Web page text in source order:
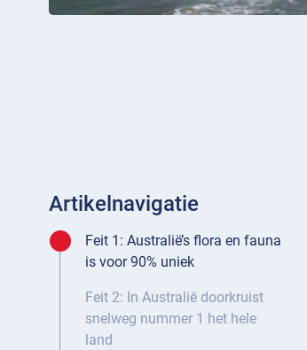
Artikelnavigatie
Feit 1: Australië’s flora en fauna
is voor 90% uniek
Feit 2: In Australië doorkruist
snelweg nummer 1 het hele
land